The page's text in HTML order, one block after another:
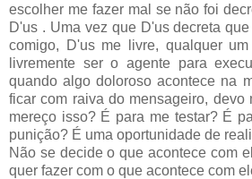
escolher me fazer mal se não foi
D'us . Uma vez que D'us decreta
comigo, D'us me livre, qualquer
livremente ser o agente para
quando algo doloroso acontece na
ficar com raiva do mensageiro, devo
mereço isso? É para me testar? É
punição? É uma oportunidade de
Não se decide o que acontece com
quer fazer com o que acontece com